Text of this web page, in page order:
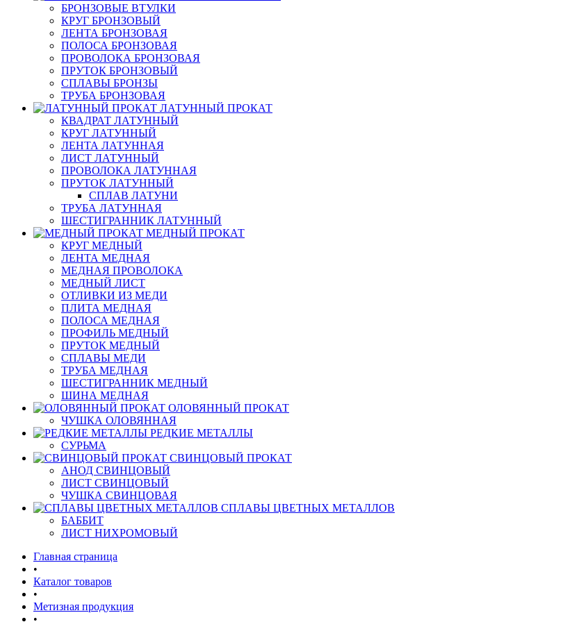
БРОНЗОВЫЕ ВТУЛКИ
КРУГ БРОНЗОВЫЙ
ЛЕНТА БРОНЗОВАЯ
ПОЛОСА БРОНЗОВАЯ
ПРОВОЛОКА БРОНЗОВАЯ
ПРУТОК БРОНЗОВЫЙ
СПЛАВЫ БРОНЗЫ
ТРУБА БРОНЗОВАЯ
ЛАТУННЫЙ ПРОКАТ
КВАДРАТ ЛАТУННЫЙ
КРУГ ЛАТУННЫЙ
ЛЕНТА ЛАТУННАЯ
ЛИСТ ЛАТУННЫЙ
ПРОВОЛОКА ЛАТУННАЯ
ПРУТОК ЛАТУННЫЙ
СПЛАВ ЛАТУНИ
ТРУБА ЛАТУННАЯ
ШЕСТИГРАННИК ЛАТУННЫЙ
МЕДНЫЙ ПРОКАТ
КРУГ МЕДНЫЙ
ЛЕНТА МЕДНАЯ
МЕДНАЯ ПРОВОЛОКА
МЕДНЫЙ ЛИСТ
ОТЛИВКИ ИЗ МЕДИ
ПЛИТА МЕДНАЯ
ПОЛОСА МЕДНАЯ
ПРОФИЛЬ МЕДНЫЙ
ПРУТОК МЕДНЫЙ
СПЛАВЫ МЕДИ
ТРУБА МЕДНАЯ
ШЕСТИГРАННИК МЕДНЫЙ
ШИНА МЕДНАЯ
ОЛОВЯННЫЙ ПРОКАТ
ЧУШКА ОЛОВЯННАЯ
РЕДКИЕ МЕТАЛЛЫ
СУРЬМА
СВИНЦОВЫЙ ПРОКАТ
АНОД СВИНЦОВЫЙ
ЛИСТ СВИНЦОВЫЙ
ЧУШКА СВИНЦОВАЯ
СПЛАВЫ ЦВЕТНЫХ МЕТАЛЛОВ
БАББИТ
ЛИСТ НИХРОМОВЫЙ
Главная страница
•
Каталог товаров
•
Метизная продукция
•